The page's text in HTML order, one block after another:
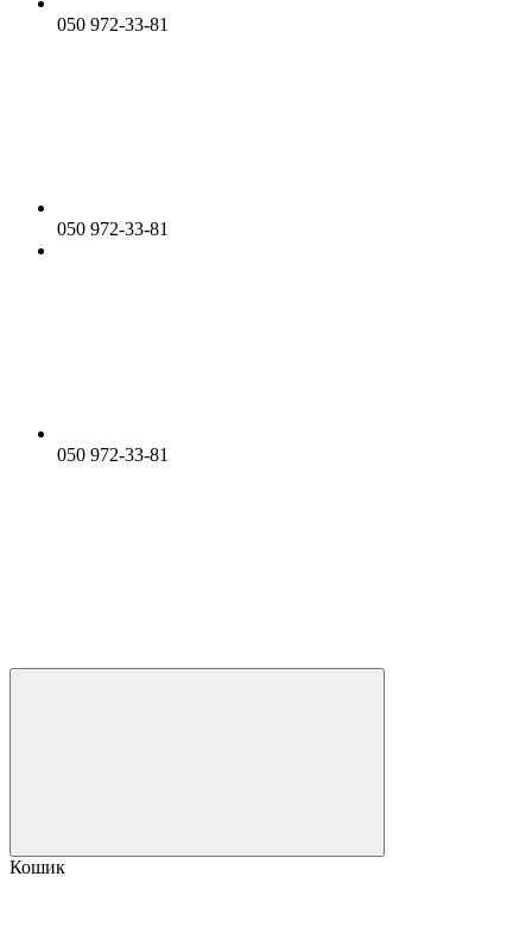
050 972-33-81
050 972-33-81
050 972-33-81
Кошик